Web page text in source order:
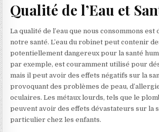
Qualité de l’Eau et
La qualité de l’eau que nous consommons
notre santé. L’eau du robinet peut contenir
potentiellement dangereux pour la santé
par exemple, est couramment utilisé pour
mais il peut avoir des effets négatifs sur la
provoquant des problèmes de peau,
oculaires. Les métaux lourds, tels que le
peuvent avoir des effets dévastateurs sur la
particulier chez les enfants.